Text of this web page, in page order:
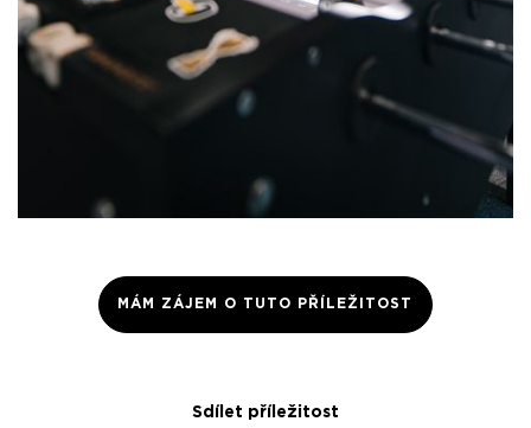
MÁM ZÁJEM O TUTO PŘÍLEŽITOST
Sdílet příležitost